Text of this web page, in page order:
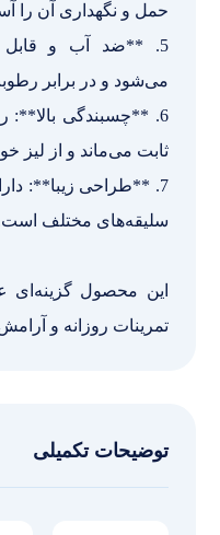
حمل و نگهداری آن را
5. **ضد آب و قابل
می‌شود و در برابر
6. **چسبندگی
ثابت می‌ماند و از لیز
7. **طراحی زیبا**:
سلیقه‌های مختلف است.
این محصول گزینه‌ای
تمرینات روزانه و
توضیحات تکمیلی